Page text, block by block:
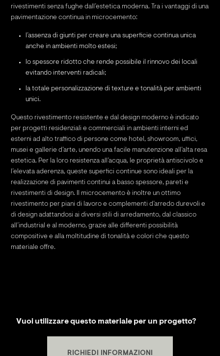
rivestimenti senza fughe dall’estetica moderna. Tra i vantaggi di una
pavimentazione continua in microcemento:
l’assenza di giunti per creare una superficie continua unica
anche in ambienti molto estesi;
lo spessore ridotto che rende possibile il rinnovo dei locali
evitando interventi radicali;
la totale personalizzazione di texture e tonalità per ambienti
unici.
Questo rivestimento resistente e dal design moderno è indicato
per progetti residenziali e commerciali in ambienti interni ed
esterni ad alto traffico di persone come hotel, showroom, uffici,
musei e gallerie d’arte, unendo una facile manutenzione all’alta resa
estetica. Per la loro resistenza all’acqua, le proprietà antiscivolo e
l’elevata aderenza, queste superfici continue sono ideali per la
realizzazione di pavimenti continui a basso spessore, pareti e
rivestimenti di design. Il microcemento è inoltre un ottimo
rivestimento per piani di lavoro e complementi d’arredo durevoli e
di design adattandosi ai diversi stili di arredamento, dal classico
all’industrial e al moderno, grazie alle differenti possibilità
compositive e alla moltitudine di tonalità e colori che questo
materiale offre.
Vuoi utilizzare questo materiale per un progetto?
RICHIEDI INFORMAZIONI